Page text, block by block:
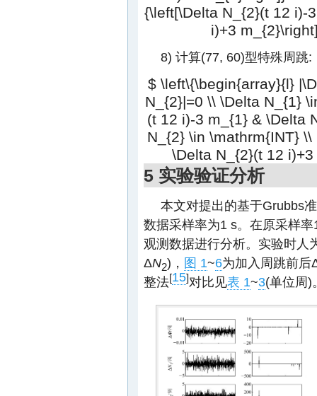
{\left[\Delta N_{2}(t 12 i)-
i)+3
8) 计算(77, 60)型特殊周跳:
$ \left\{\begin{array}{l}
N_{2}|=0 \\ \Delta N_{1}
(t 12 i)-3 m_{1} & \Delta
N_{2} \in \mathrm{INT}
\Delta N_{2}(t 12
5 实验验证分析
本文对提出的基于Grubbs
数据采样率为1 s。在原采样
观测数据进行分析。实验时人
ΔN2)， 图 1~6为加入周跳前后
整法[15]对比见表 1~3(单位周)